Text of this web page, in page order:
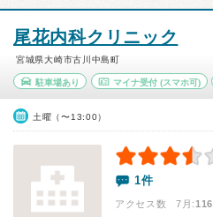
尾花内科クリニック
宮城県大崎市古川中島町
駐車場あり マイナ受付(スマホ可)
土曜（〜13:00）
1件
アクセス数 7月:116